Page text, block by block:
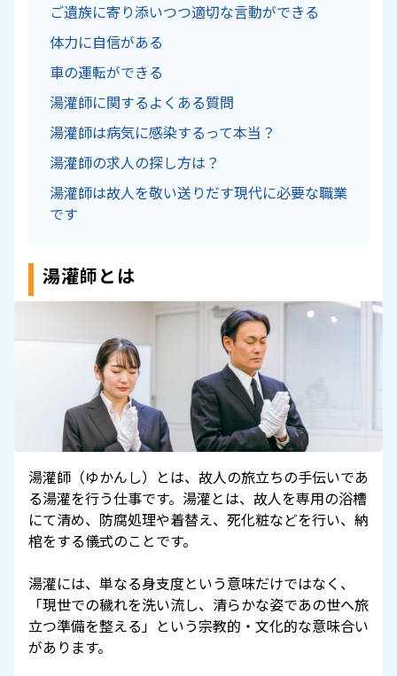
ご遺族に寄り添いつつ適切な言動ができる
体力に自信がある
車の運転ができる
湯灌師に関するよくある質問
湯灌師は病気に感染するって本当？
湯灌師の求人の探し方は？
湯灌師は故人を敬い送りだす現代に必要な職業
です
湯灌師とは
湯灌師（ゆかんし）とは、故人の旅立ちの手伝いであ
る湯灌を行う仕事です。湯灌とは、故人を専用の浴槽
にて清め、防腐処理や着替え、死化粧などを行い、納
棺をする儀式のことです。
湯灌には、単なる身支度という意味だけではなく、
「現世での穢れを洗い流し、清らかな姿であの世へ旅
立つ準備を整える」という宗教的・文化的な意味合い
があります。